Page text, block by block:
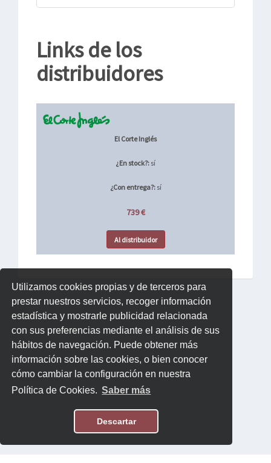
Utilizamos cookies propias y de terceros para
prestar nuestros servicios, recoger información
estadística y mostrarle publicidad relacionada
con sus preferencias mediante el análisis de sus
hábitos de navegación. Puede obtener más
información sobre las cookies, o bien conocer
cómo cambiar la configuración en nuestra
Política de Cookies. Saber más
Descartar
Links de los
distribuidores
El Corte Inglés
¿En stock?: sí
¿Con entrega?:sí
739 €
Al distribuidor